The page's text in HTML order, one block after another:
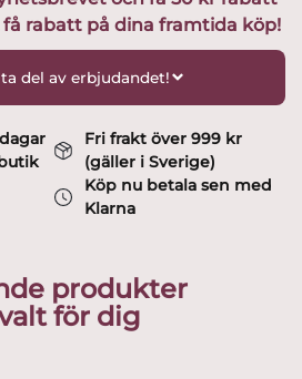
rabatt på dina framtida köp!
ta del av erbjudandet!
Fri frakt över 999 kr
(gäller i Sverige)
Köp nu betala sen med
Klarna
produkter
för dig